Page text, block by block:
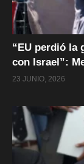
“EU perdió la
con Israel”:
23 JUNIO, 2026